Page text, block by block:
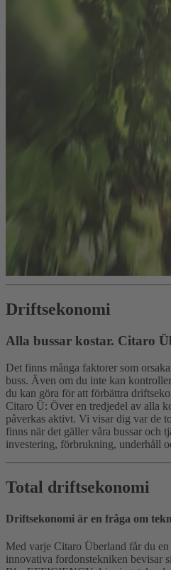
Driftsekonomi
Alla bussar kostar. Citaro
Det finns många faktorer som
buss. Även om du inte kan
du kan göra för att förbättra
Citaro Ü: Över en tredjedel av alla
påverkas aktivt. Vi visar dig var de
finns när det gäller våra bussar och
investering, förbrukning, underhåll
Total driftsekonomi
Driftsekonomi är en fråga om
Med varje Citaro Überland får du
innovativa fordonstekniken bevisar